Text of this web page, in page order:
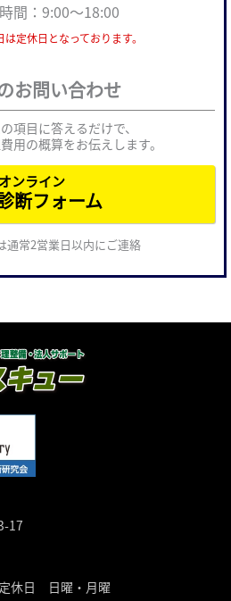
間：9:00～18:00
定休日となっております。
お問い合わせ
項目に答えるだけで、
用の概算をお伝えします。
オンライン
断フォーム
通常2営業日以内にご連絡
17
休日 日曜・月曜